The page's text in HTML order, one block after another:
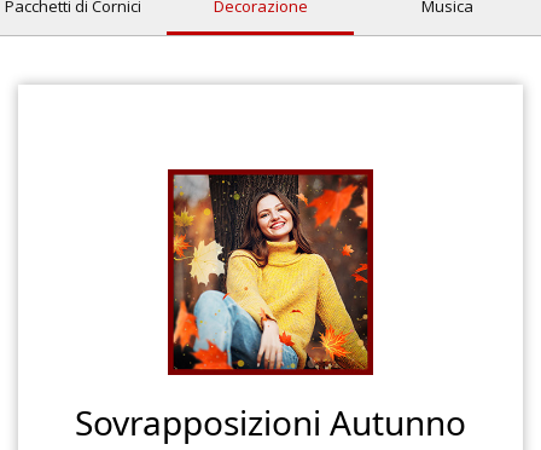
Pacchetti di Cornici Decorazione Musica
Sovrapposizioni Autunno